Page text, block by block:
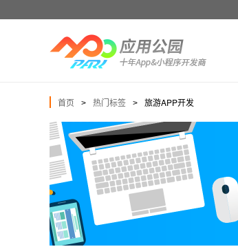
首页 > 热门标签 > 旅游APP开发